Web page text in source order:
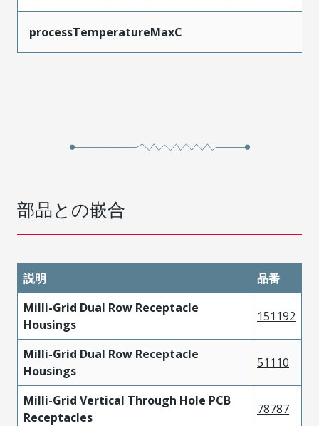
processTemperatureMaxC
部品との嵌合
説明
品番
Milli-Grid Dual Row Receptacle
Housings
151192
Milli-Grid Dual Row Receptacle
Housings
51110
Milli-Grid Vertical Through Hole PCB
Receptacles
78787